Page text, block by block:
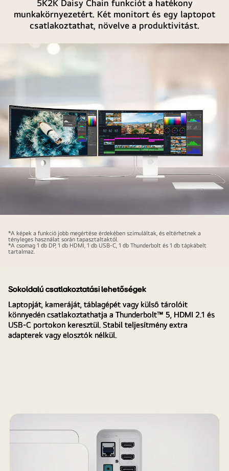
csatlakoztathatóságát.
5K2K Daisy Chain funkciót a hatékony
munkakörnyezetért. Két monitort és egy laptopot
csatlakoztathat, növelve a produktivitást.
UltraFine
monitor
egy
csatlakoztatva
egymáshoz.
összes
eszköz
*A képek a funkció jobb megértése érdekében szimuláltak, és eltérhetnek a
tényleges használat során tapasztaltaktól.
*A csomag 1 db DP, 1 db HDMI, 1 db USB-C, 1 db Thunderbolt és 1 db tápkábelt
tartalmaz.
Sokoldalú csatlakoztatási lehetőségek
Laptopját, kameráját, táblagépét vagy külső tárolóit
könnyedén csatlakoztathatja a Thunderbolt™ 5, HDMI 2.1 és
USB-C portokon keresztül. Stabil teljesítmény extra
adapterek vagy elosztók nélkül.